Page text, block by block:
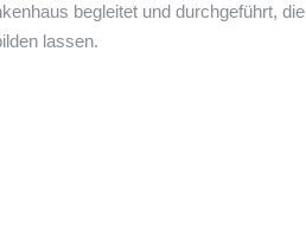
begleitet und durchgeführt, die
lassen.